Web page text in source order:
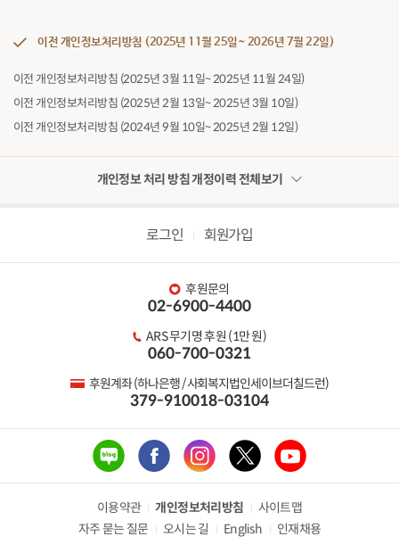
이전 개인정보처리방침 (2025년 11월 25일~ 2026년 7월 22일)
이전 개인정보처리방침 (2025년 3월 11일~ 2025년 11월 24일)
이전 개인정보처리방침 (2025년 2월 13일~ 2025년 3월 10일)
이전 개인정보처리방침 (2024년 9월 10일~ 2025년 2월 12일)
개인정보 처리 방침 개정이력 전체보기
로그인 회원가입
후원문의
02-6900-4400
ARS 무기명 후원 (1만 원)
060-700-0321
후원계좌 (하나은행 / 사회복지법인세이브더칠드런)
379-910018-03104
이용약관 개인정보처리방침
사이트맵
자주 묻는 질문
오시는 길 English 인재채용